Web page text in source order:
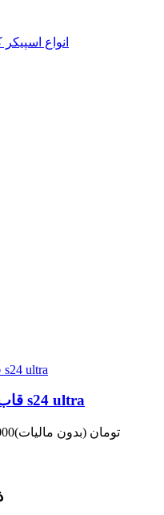
انواع
قاب مات مگ سیف دار سامسونگ s24 ultra
490,000 تومان (بدون مالیات)